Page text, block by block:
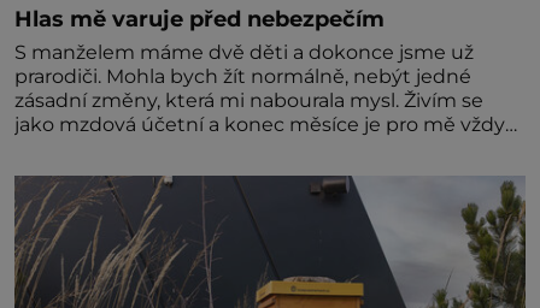
Hlas mě varuje před nebezpečím
S manželem máme dvě děti a dokonce jsme už
prarodiči. Mohla bych žít normálně, nebýt jedné
zásadní změny, která mi nabourala mysl. Živím se
jako mzdová účetní a konec měsíce je pro mě vždy
máme vnoučata, mi dcera čím dál častěji volá o
pomoc, co se hlídání týče. Dalo by se